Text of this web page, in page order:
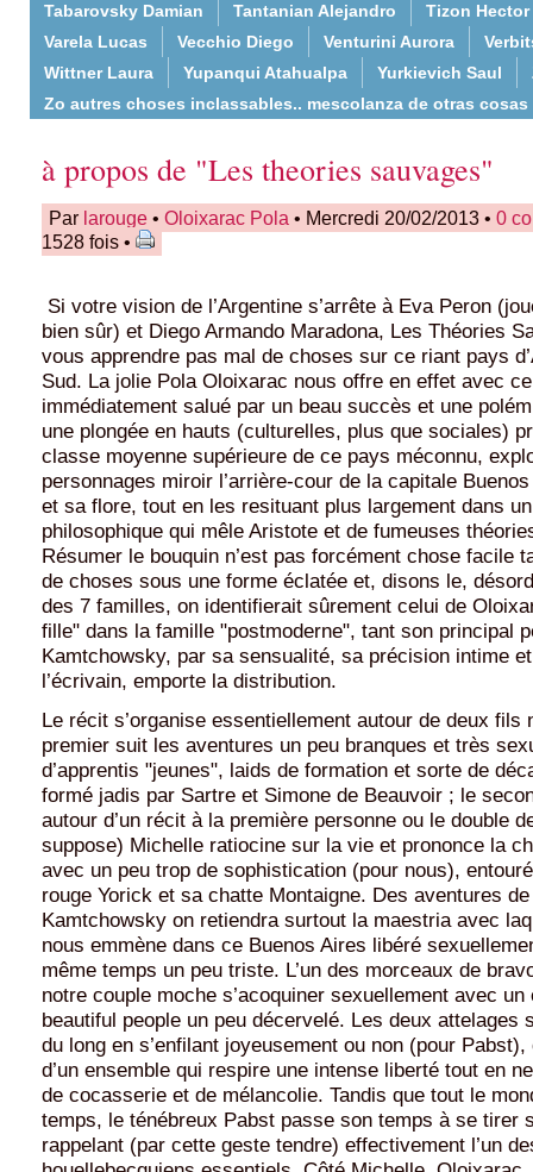
Tabarovsky Damian
Tantanian Alejandro
Tizon Hector
Varela Lucas
Vecchio Diego Venturini Aurora
Wittner Laura
Yupanqui Atahualpa Yurkievich Saul
Zo autres choses inclassables.. mescolanza de otras cosas
à propos de "Les theories sauvages"
Par larouge • Oloixarac Pola • Mercredi 20/02/2013 • 0
1528 fois •
Si votre vision de l’Argentine s’arrête à Eva Peron
bien sûr) et Diego Armando Maradona, Les Théories
vous apprendre pas mal de choses sur ce riant pays
Sud. La jolie Pola Oloixarac nous offre en effet avec
immédiatement salué par un beau succès et une
une plongée en hauts (culturelles, plus que sociales)
classe moyenne supérieure de ce pays méconnu,
personnages miroir l’arrière-cour de la capitale
et sa flore, tout en les resituant plus largement dans
philosophique qui mêle Aristote et de fumeuses
Résumer le bouquin n’est pas forcément chose facile
de choses sous une forme éclatée et, disons le,
des 7 familles, on identifierait sûrement celui de
fille" dans la famille "postmoderne", tant son principal
Kamtchowsky, par sa sensualité, sa précision intime
l’écrivain, emporte la distribution.
Le récit s’organise essentiellement autour de deux fils
premier suit les aventures un peu branques et très
d’apprentis "jeunes", laids de formation et sorte de
formé jadis par Sartre et Simone de Beauvoir ; le
autour d’un récit à la première personne ou le double
suppose) Michelle ratiocine sur la vie et prononce la
avec un peu trop de sophistication (pour nous),
rouge Yorick et sa chatte Montaigne. Des aventures
Kamtchowsky on retiendra surtout la maestria avec
nous emmène dans ce Buenos Aires libéré
même temps un peu triste. L’un des morceaux de
notre couple moche s’acoquiner sexuellement avec un
beautiful people un peu décervelé. Les deux attelages
du long en s’enfilant joyeusement ou non (pour
d’un ensemble qui respire une intense liberté tout en
de cocasserie et de mélancolie. Tandis que tout le
temps, le ténébreux Pabst passe son temps à se tirer
rappelant (par cette geste tendre) effectivement l’un